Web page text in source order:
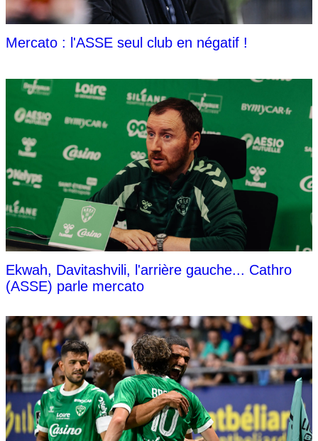
Mercato : l'ASSE seul club en négatif !
Ekwah, Davitashvili, l'arrière gauche... Cathro
(ASSE) parle mercato